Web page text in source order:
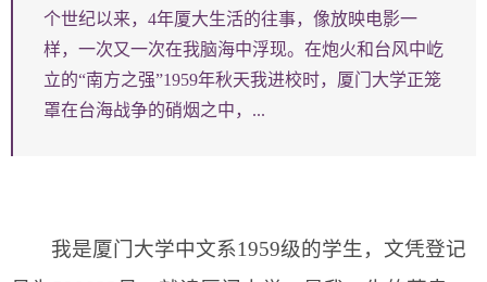
个世纪以来，4年厦大生活的往事，像放映电影一
样，一次又一次在我脑海中浮现。在炮火和台风中屹
立的“南方之强”1959年秋天我进校时，厦门大学正笼
罩在台海战争的硝烟之中，...
我是厦门大学中文系1959级的学生，文凭登记